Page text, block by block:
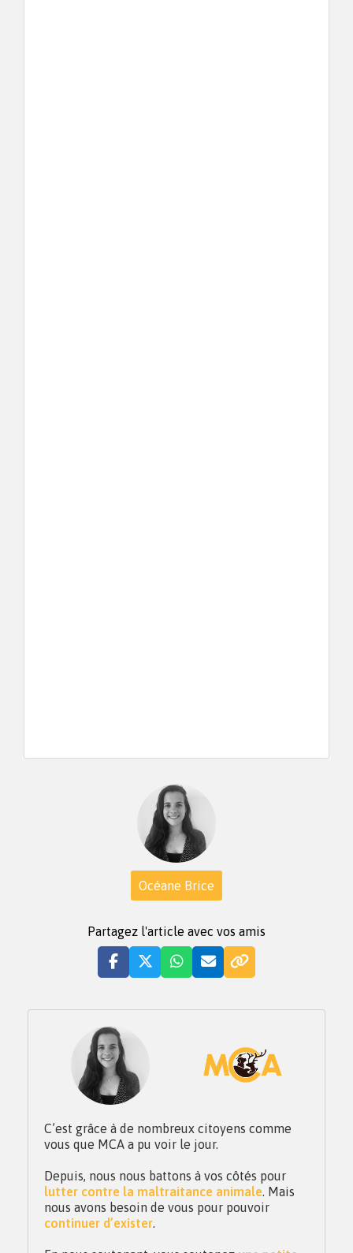
Océane Brice
Partagez l'article avec vos amis
C’est grâce à de nombreux citoyens comme
vous que MCA a pu voir le jour.
Depuis, nous nous battons à vos côtés pour
lutter contre la maltraitance animale. Mais
nous avons besoin de vous pour pouvoir
continuer d’exister.